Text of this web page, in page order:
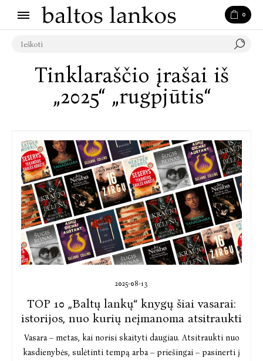
0
Tinklaraščio įrašai iš
„2025“ „rugpjūtis“
2025-08-13
TOP 10 „Baltų lankų“ knygų šiai vasarai:
istorijos, nuo kurių neįmanoma atsitraukti
Vasara – metas, kai norisi skaityti daugiau. Atsitraukti nuo
kasdienybės, sulėtinti tempą arba – priešingai – pasinerti į